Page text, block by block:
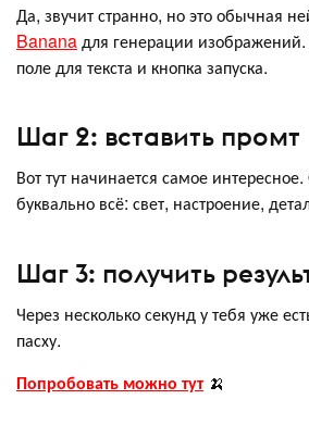
Да, звучит странно, но это обычная
Bananaдля генерации
поле для текста и кнопка запуска.
Шаг 2: вставить промт
Вот тут начинается самое интересное.
буквально всё: свет, настроение,
Шаг 3: получить
Через несколько секунд у тебя уже
пасху.
Попробовать можно тут🍌